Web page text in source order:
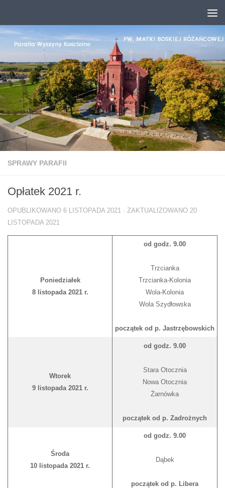
SPRAWY PARAFII
Opłatek 2021 r.
OPUBLIKOWANO 6 LISTOPADA 2021 · ZAKTUALIZOWANO 20
LISTOPADA 2021
Poniedziałek
8 listopada 2021 r.
od godz. 9.00
Trzcianka
Trzcianka-Kolonia
Wola-Kolonia
Wola Szydłowska
początek od p. Jastrzębowskich
Wtorek
9 listopada 2021 r.
od godz. 9.00
Stara Otocznia
Nowa Otocznia
Żarnówka
początek od p. Zadrożnych
Środa
10 listopada 2021 r.
od godz. 9.00
Dąbek
początek od p. Libera